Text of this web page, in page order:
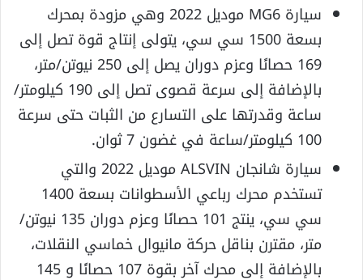
سيارة MG6 موديل 2022 وهي مزودة بمحرك
بسعة 1500 سي سي، يتولى إنتاج قوة تصل إلى
169 حصانًا وعزم دوران يصل إلى 250 نيوتن/متر،
بالإضافة إلى سرعة قصوى تصل إلى 190 كيلومتر/
ساعة وقدرتها على التسارع من الثبات حتى سرعة
100 كيلومتر/ساعة في غضون 7 ثوان.
سيارة شانجان ALSVIN موديل 2022 والتي
تستخدم محرك رباعي الأسطوانات بسعة 1400
سي سي، ينتج 101 حصانًا وعزم دوران 135 نيوتن/
متر، مقترن بناقل حركة مانيوال خماسي النقلات،
بالإضافة إلى محرك آخر بقوة 107 حصانًا و 145